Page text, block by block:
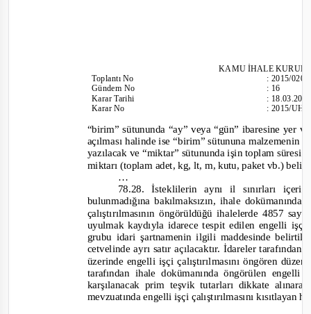
KAMU İHALE
ToplantıNo
Gündem No
Karar Tarihi
Karar No
:2015/020
: 16
:
:2015/
“birim” sütununda “ay” veya “gün” ibaresine yer
açılması halinde ise “birim” sütununa
yazılacak ve “miktar” sütununda işin toplam süresi
miktarı (toplam adet, kg, lt, m, kutu, paket vb.)
…
78.28. İsteklilerin aynı il sınırları
bulunmadığına bakılmaksızın, ihale
çalıştırılmasının öngörüldüğü ihalelerde 4857
uyulmak kaydıyla idarece tespit edilen engelli
grubu idari şartnamenin ilgili maddesinde
cetvelinde ayrı satır açılacaktır. İdareler
üzerinde engelli işçi çalıştırılmasını öngören
tarafından ihale dokümanında öngörülen
karşılanacak prim teşvik tutarları dikkate
mevzuatında engelli işçi çalıştırılmasını kısıtlayan